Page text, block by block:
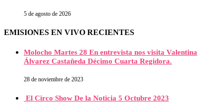
5 de agosto de 2026
EMISIONES EN VIVO RECIENTES
Molocho Martes 28 En entrevista nos visita Valentina
Álvarez Castañeda Décimo Cuarta Regidora.
28 de noviembre de 2023
El Circo Show De la Noticia 5 Octubre 2023